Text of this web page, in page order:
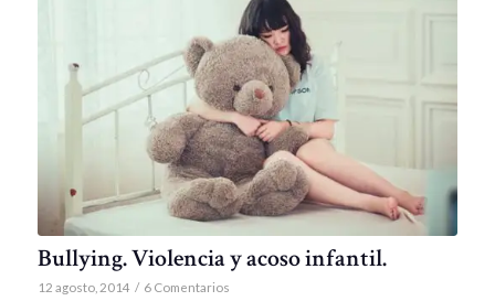
Bullying. Violencia y acoso infantil.
12 agosto, 2014 / 6 Comentarios